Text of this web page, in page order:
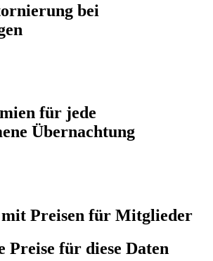
bei
für jede
Übernachtung
Preisen für Mitglieder
Preise für diese Daten